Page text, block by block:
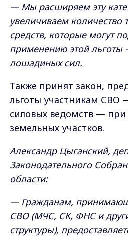
— Мы расширяем эту
увеличиваем количество
средств, которые могут
применению этой льготы
лошадиных сил.
Также принят закон,
льготы участникам СВО
силовых ведомств — при
земельных участков.
Александр Цыганский,
Законодательного
области:
— Гражданам,
СВО (МЧС, СК, ФНС и
структуры),